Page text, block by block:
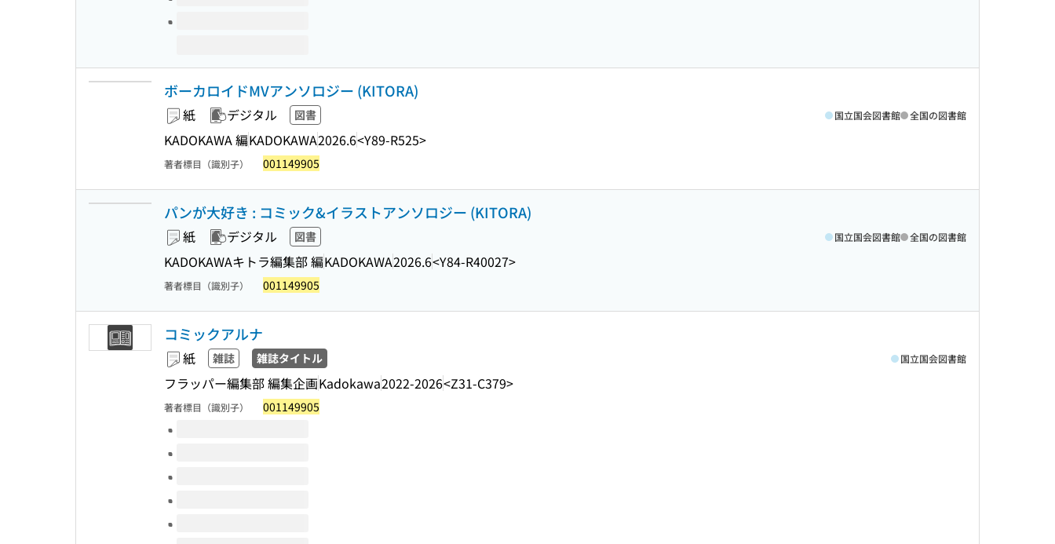
ボーカロイドMVアンソロジー (KITORA)
紙 デジタル 図書
KADOKAWA 編KADOKAWA2026.6<Y89-R525>
国立国会図書館 全国の図書館
著者標目（識別子） 001149905
パンが大好き : コミック&イラストアンソロジー (KITORA)
紙 デジタル 図書
KADOKAWAキトラ編集部 編KADOKAWA2026.6<Y84-R40027>
国立国会図書館 全国の図書館
著者標目（識別子） 001149905
コミックアルナ
紙 雑誌 雑誌タイトル
フラッパー編集部 編集企画Kadokawa2022-2026<Z31-C379>
国立国会図書館
著者標目（識別子） 001149905
このタイトルの巻号